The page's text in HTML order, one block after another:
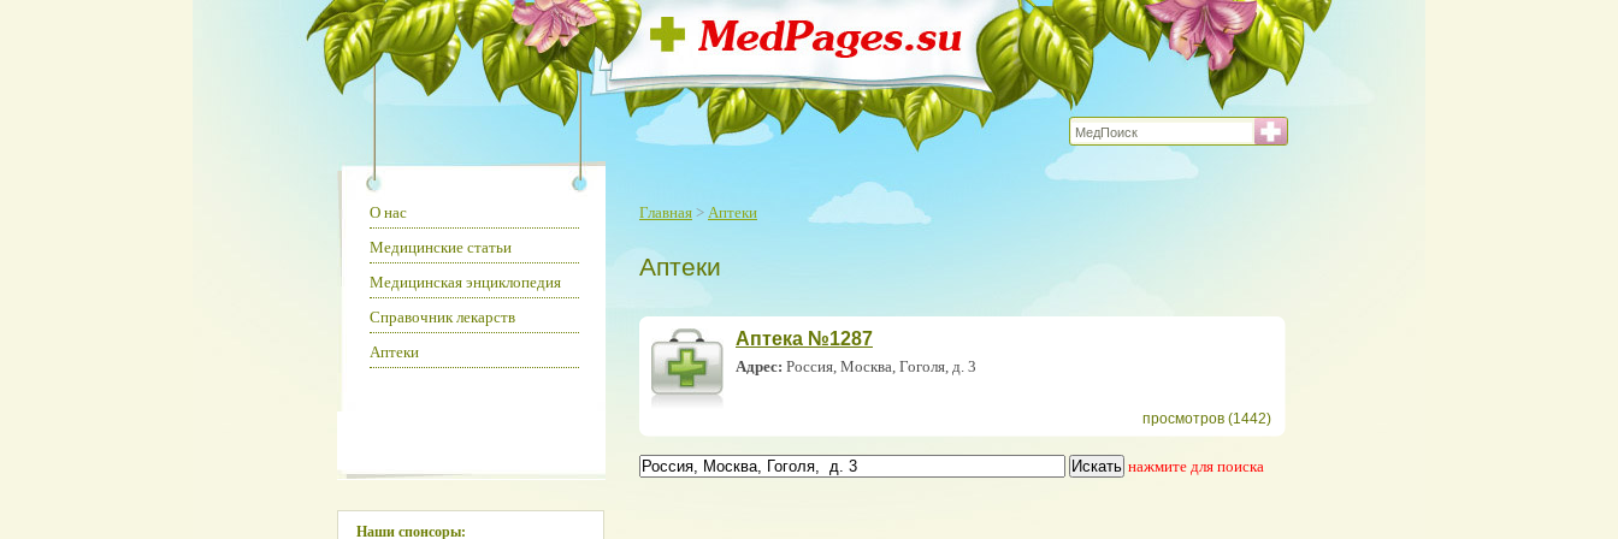
Главная > Аптеки
Аптеки
Аптека №1287
Адрес: Россия, Москва, Гоголя, д. 3
просмотров (1442)
нажмите для поиска
О нас
Медицинские статьи
Медицинская энциклопедия
Справочник лекарств
Аптеки
Наши спонсоры: